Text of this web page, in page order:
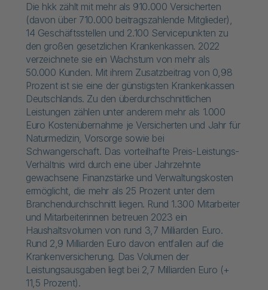
Die hkk zählt mit mehr als 910.000 Versicherten
(davon über 710.000 beitragszahlende Mitglieder),
14 Geschäftsstellen und 2.100 Servicepunkten zu
den großen gesetzlichen Krankenkassen. 2022
verzeichnete sie ein Wachstum von mehr als
50.000 Kunden.​ Mit ihrem Zusatzbeitrag von 0,98
Prozent ist sie eine der günstigsten Krankenkassen
Deutschlands. Zu den überdurchschnittlichen
Leistungen zählen unter anderem mehr als 1.000
Euro Kostenübernahme je Versicherten und Jahr für
Naturmedizin, Vorsorge sowie bei
Schwangerschaft. Das vorteilhafte Preis-Leistungs-
Verhältnis wird durch eine über Jahrzehnte
gewachsene Finanzstärke und Verwaltungskosten
ermöglicht, die mehr als 25 Prozent unter dem
Branchendurchschnitt liegen. Rund 1.300 Mitarbeiter
und Mitarbeiterinnen betreuen 2023 ein
Haushaltsvolumen von rund 3,7 Milliarden Euro.
Rund 2,9 Milliarden Euro davon entfallen auf die
Krankenversicherung. Das Volumen der
Leistungsausgaben liegt bei 2,7 Milliarden Euro (+
11,5 Prozent).